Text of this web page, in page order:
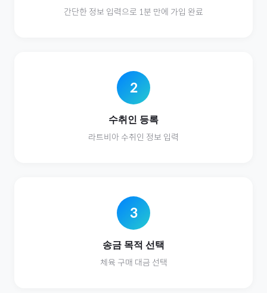
간단한 정보 입력으로 1분 만에 가입 완료
2
수취인 등록
라트비아 수취인 정보 입력
3
송금 목적 선택
체육 구매 대금 선택